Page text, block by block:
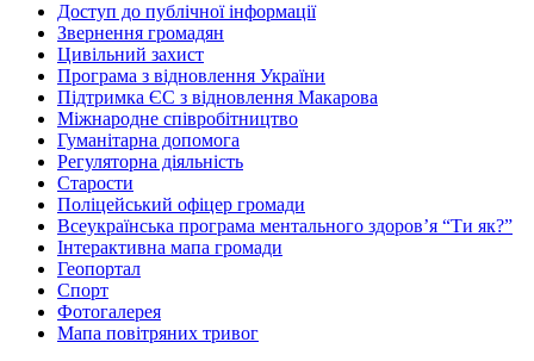
Доступ до публічної інформації
Звернення громадян
Цивільний захист
Програма з відновлення України
Підтримка ЄС з відновлення Макарова
Міжнародне співробітництво
Гуманітарна допомога
Регуляторна діяльність
Старости
Поліцейський офіцер громади
Всеукраїнська програма ментального здоров’я “Ти як?”
Інтерактивна мапа громади
Геопортал
Спорт
Фотогалерея
Мапа повітряних тривог